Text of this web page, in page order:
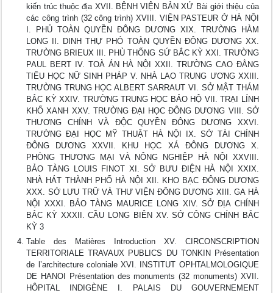
kiến trúc thuộc địa XVII. BỆNH VIỆN BẢN XỨ Bài giới thiệu của
các công trình (32 công trình) XVIII. VIỆN PASTEUR Ở HÀ NỘI
I. PHỦ TOÀN QUYỀN ĐÔNG DƯƠNG XIX. TRƯỜNG HÀM
LONG II. DINH THỰ PHÓ TOÀN QUYỀN ĐÔNG DƯƠNG XX.
TRƯỜNG BRIEUX III. PHỦ THỐNG SỨ BẮC KỲ XXI. TRƯỜNG
PAUL BERT IV. TOÀ ÁN HÀ NỘI XXII. TRƯỜNG CAO ĐẲNG
TIỂU HỌC NỮ SINH PHÁP V. NHÀ LAO TRUNG ƯƠNG XXIII.
TRƯỜNG TRUNG HỌC ALBERT SARRAUT VI. SỞ MẬT THÁM
BẮC KỲ XXIV. TRƯỜNG TRUNG HỌC BẢO HỘ VII. TRẠI LÍNH
KHỐ XANH XXV. TRƯỜNG ĐẠI HỌC ĐÔNG DƯƠNG VIII. SỞ
THƯƠNG CHÍNH VÀ ĐỘC QUYỀN ĐÔNG DƯƠNG XXVI.
TRƯỜNG ĐẠI HỌC MỸ THUẬT HÀ NỘI IX. SỞ TÀI CHÍNH
ĐÔNG DƯƠNG XXVII. KHU HỌC XÁ ĐÔNG DƯƠNG X.
PHÒNG THƯƠNG MẠI VÀ NÔNG NGHIỆP HÀ NỘI XXVIII.
BẢO TÀNG LOUIS FINOT XI. SỞ BƯU ĐIỆN HÀ NỘI XXIX.
NHÀ HÁT THÀNH PHỐ HÀ NỘI XII. KHO BẠC ĐÔNG DƯƠNG
XXX. SỞ LƯU TRỮ VÀ THƯ VIỆN ĐÔNG DƯƠNG XIII. GA HÀ
NỘI XXXI. BẢO TÀNG MAURICE LONG XIV. SỞ ĐỊA CHÍNH
BẮC KỲ XXXII. CẦU LONG BIÊN XV. SỞ CÔNG CHÍNH BẮC
KỲ 3
Table des Matières Introduction XV. CIRCONSCRIPTION
TERRITORIALE TRAVAUX PUBLICS DU TONKIN Présentation
de l’architecture coloniale XVI. INSTITUT OPHTALMOLOGIQUE
DE HANOI Présentation des monuments (32 monuments) XVII.
HÔPITAL INDIGÈNE I. PALAIS DU GOUVERNEMENT